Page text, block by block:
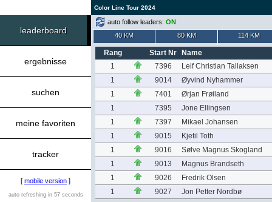
Color Line Tour 2024
leaderboard
ergebnisse
suchen
meine favoriten
tracker
[ mobile version ]
auto refreshing in 57 seconds
auto follow leaders: ON
40 KM
80 KM 114 KM
Rang Start Nr
Name
1
7396
Leif Christian Tallaksen
1
9014
Øyvind Nyhammer
1
7401
Ørjan Frøiland
1
7395
Jone Ellingsen
1
7397
Mikael Johansen
1
9015
Kjetil Toth
1
9016
Sølve Magnus Skogland
1
9013
Magnus Brandseth
1
9026
Fredrik Olsen
1
9027 Jon Petter Nordbø